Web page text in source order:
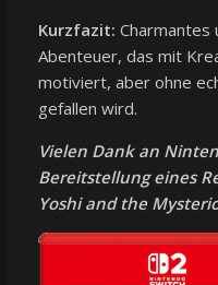
Kurzfazit: Charmantes
Abenteuer, das mit
motiviert, aber ohne
gefallen wird.
Vielen Dank an
Bereitstellung eines
Yoshi and the